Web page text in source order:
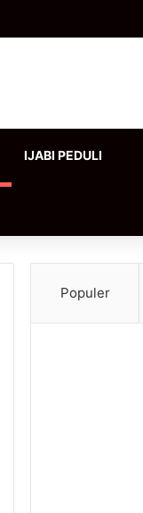
IJABI PEDULI
Populer